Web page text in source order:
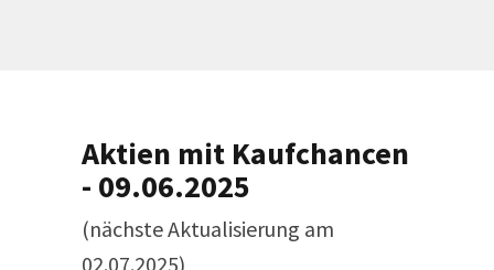
Aktien mit Kaufchancen
- 09.06.2025
(nächste Aktualisierung am
02.07.2025)